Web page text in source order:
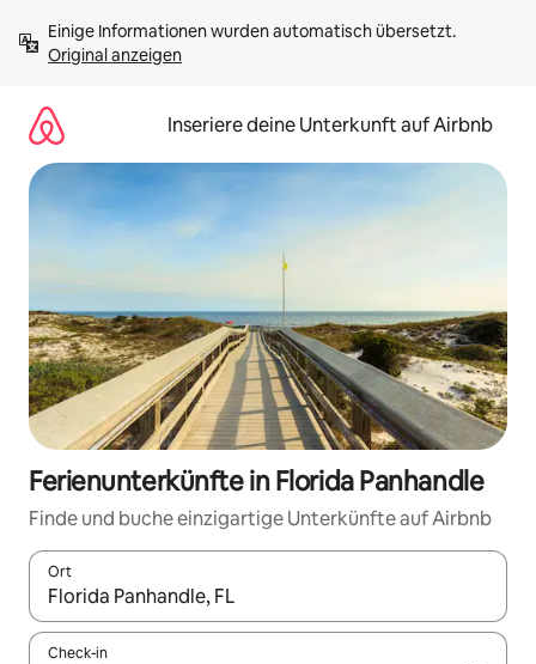
Inhalten
springenOriginal anzeigen
Inseriere deine Unterkunft auf Airbnb
Ferienunterkünfte in Florida Panhandle
Finde und buche einzigartige Unterkünfte auf Airbnb
Ort
Wenn Ergebnisse verfügbar sind, navigiere mit den
Check-in